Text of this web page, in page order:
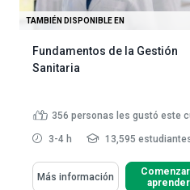
TAMBIÉN DISPONIBLE EN
Fundamentos de la Gestión
Sanitaria
356 personas les gustó este
3-4 h 13,595
Más información
aprender